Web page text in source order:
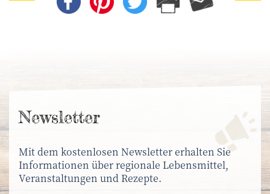
News­letter
Mit dem kostenlosen Newsletter erhalten Sie
Informationen über regionale Lebensmittel,
Veranstaltungen und Rezepte.